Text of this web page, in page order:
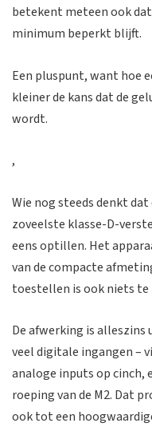
betekent meteen ook
minimum beperkt blijft.
Een pluspunt, want hoe
kleiner de kans dat de
wordt.
,
Wie nog steeds denkt
zoveelste klasse-D-
eens optillen. Het
van de compacte
toestellen is ook niets te
De afwerking is
veel digitale ingangen –
analoge inputs op cinch,
roeping van de M2. Dat
ook tot een